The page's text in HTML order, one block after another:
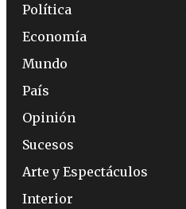
Política
Economía
Mundo
País
Opinión
Sucesos
Arte y Espectáculos
Interior